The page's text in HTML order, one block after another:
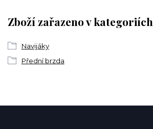
Zboží zařazeno v kategoriích
Navijáky
Přední brzda